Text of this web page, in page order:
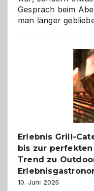
Gespräch beim
man länger
Erlebnis Grill-
bis zur
Trend zu
10. Juni 2026